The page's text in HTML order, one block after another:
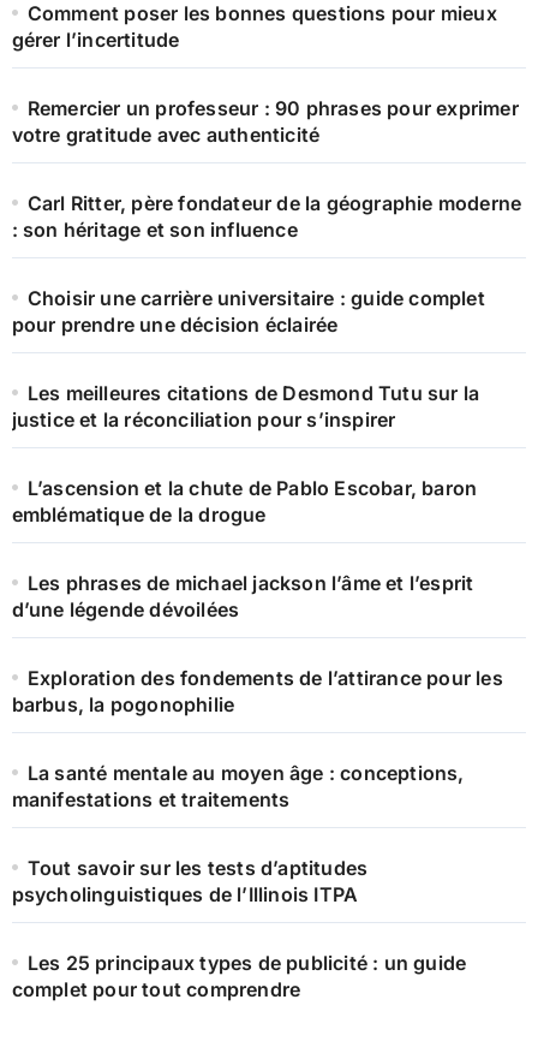
Comment poser les bonnes questions pour mieux
gérer l’incertitude
Remercier un professeur : 90 phrases pour exprimer
votre gratitude avec authenticité
Carl Ritter, père fondateur de la géographie moderne
: son héritage et son influence
Choisir une carrière universitaire : guide complet
pour prendre une décision éclairée
Les meilleures citations de Desmond Tutu sur la
justice et la réconciliation pour s’inspirer
L’ascension et la chute de Pablo Escobar, baron
emblématique de la drogue
Les phrases de michael jackson l’âme et l’esprit
d’une légende dévoilées
Exploration des fondements de l’attirance pour les
barbus, la pogonophilie
La santé mentale au moyen âge : conceptions,
manifestations et traitements
Tout savoir sur les tests d’aptitudes
psycholinguistiques de l’Illinois ITPA
Les 25 principaux types de publicité : un guide
complet pour tout comprendre